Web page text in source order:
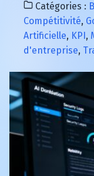
de
IA
B2B
:
en
Catégories :
Compétitivité,
Artificielle, KPI,
d'entreprise,